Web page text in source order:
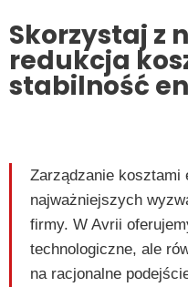
Skorzystaj z
redukcja
stabilność
Zarządzanie kosztami
najważniejszych
firmy. W Avrii
technologiczne, ale
na racjonalne